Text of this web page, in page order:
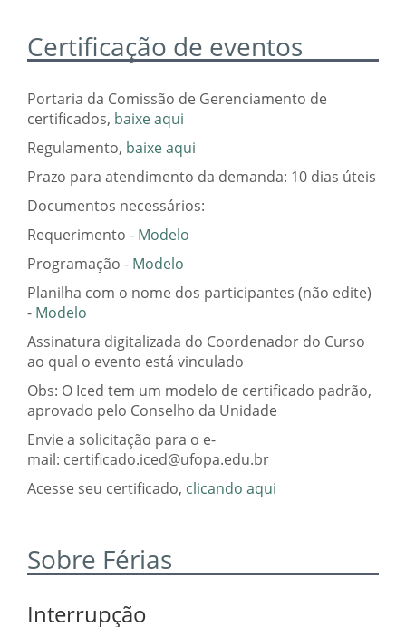
Certificação de eventos
Portaria da Comissão de Gerenciamento de
certificados, baixe aqui
Regulamento, baixe aqui
Prazo para atendimento da demanda: 10 dias úteis
Documentos necessários:
Requerimento - Modelo
Programação - Modelo
Planilha com o nome dos participantes (não edite)
- Modelo
Assinatura digitalizada do Coordenador do Curso
ao qual o evento está vinculado
Obs: O Iced tem um modelo de certificado padrão,
aprovado pelo Conselho da Unidade
Envie a solicitação para o e-
mail: certificado.iced@ufopa.edu.br
Acesse seu certificado, clicando aqui
Sobre Férias
Interrupção